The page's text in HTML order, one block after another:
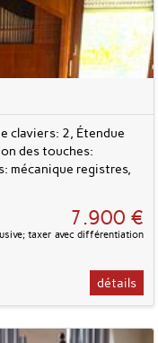
claviers: 2, Étendue
des touches:
mécanique registres,
7.900 €
taxer avec différentiation
détails